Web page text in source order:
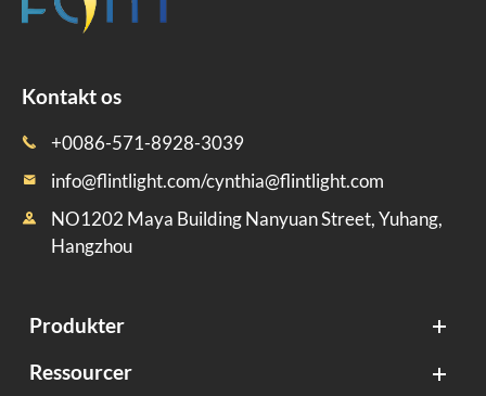
Kontakt os
 +0086-571-8928-3039
 info@flintlight.com/cynthia@flintlight.com

NO1202 Maya Building Nanyuan Street, Yuhang,
Hangzhou
Produkter
Ressourcer